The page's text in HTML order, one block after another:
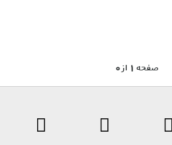
0 صفحه 1 از